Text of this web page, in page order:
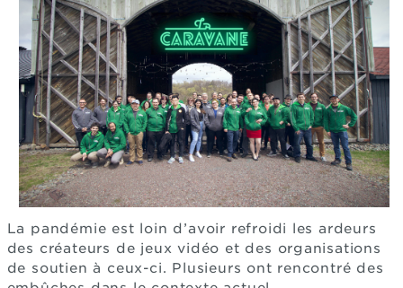
La pandémie est loin d’avoir refroidi les ardeurs
des créateurs de jeux vidéo et des organisations
de soutien à ceux-ci. Plusieurs ont rencontré des